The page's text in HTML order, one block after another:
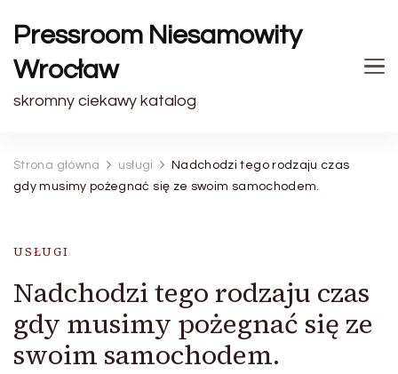
Pressroom Niesamowity
Wrocław
skromny ciekawy katalog
Strona główna usługi
Nadchodzi tego rodzaju czas
gdy musimy pożegnać się ze swoim samochodem.
USŁUGI
Nadchodzi tego rodzaju czas
gdy musimy pożegnać się ze
swoim samochodem.